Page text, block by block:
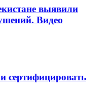
выявили
Видео
сертифицировать